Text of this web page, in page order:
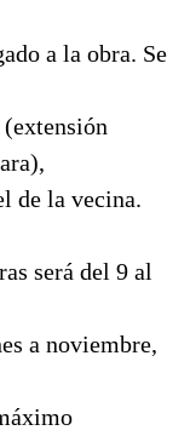
a la obra. Se
de la vecina.
será del 9 al
a noviembre,